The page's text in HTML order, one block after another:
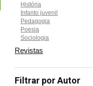
História
Infanto juvenil
Pedagogia
Poesia
Sociologia
Revistas
Filtrar por Autor